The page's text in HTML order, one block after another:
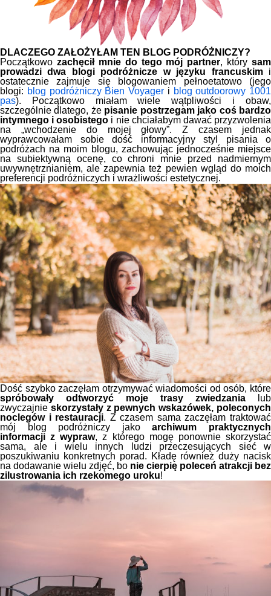
DLACZEGO ZAŁOŻYŁAM TEN BLOG PODRÓŻNICZY?
Początkowo zachęcił mnie do tego mój partner, który sam
prowadzi dwa blogi podróżnicze w języku francuskimi
ostatecznie zajmuje się blogowaniem pełnoetatowo (jego
blogi: blog podróżniczy Bien Voyager i blog outdoorowy 1001
pas). Początkowo miałam wiele wątpliwości i obaw,
szczególnie dlatego, że pisanie postrzegam jako coś bardzo
intymnego i osobistego i nie chciałabym dawać przyzwolenia
na „wchodzenie do mojej głowy”. Z czasem jednak
wyprawcowałam sobie dość informacyjny styl pisania o
podróżach na moim blogu, zachowując jednocześnie miejsce
na subiektywną ocenę, co chroni mnie przed nadmiernym
uwywnętrznianiem, ale zapewnia też pewien wgląd do moich
preferencji podróżniczych i wrażliwości estetycznej.
Dość szybko zaczęłam otrzymywać wiadomości od osób, które
spróbowały odtworzyć moje trasy zwiedzania lub
zwyczajnie skorzystały z pewnych wskazówek, poleconych
noclegów i restauracji. Z czasem sama zaczęłam traktować
mój blog podróżniczy jakoarchiwum praktycznych
informacji z wypraw, z którego mogę ponownie skorzystać
sama, ale i wielu innych ludzi przeczesujących sieć w
poszukiwaniu konkretnych porad. Kładę również duży nacisk
na dodawanie wielu zdjęć, bo nie cierpię poleceń atrakcji bez
zilustrowania ich rzekomego uroku!